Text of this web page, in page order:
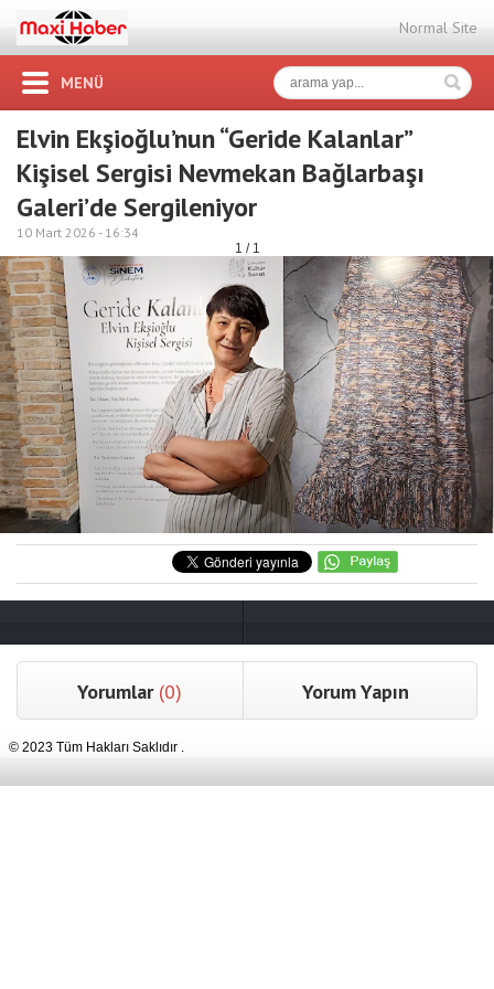
Normal Site
MENÜ
Elvin Ekşioğlu’nun “Geride Kalanlar”
Kişisel Sergisi Nevmekan Bağlarbaşı
Galeri’de Sergileniyor
10 Mart 2026 - 16:34
1 / 1
Yorumlar (0) Yorum Yapın
© 2023 Tüm Hakları Saklıdır .